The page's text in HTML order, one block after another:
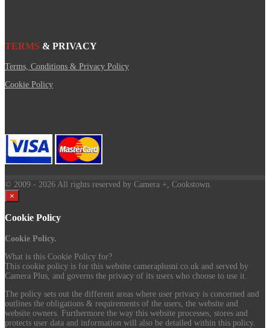
TERMS & PRIVACY
Terms, Conditions & Privacy Policy
Cookie Policy
© 2009 - 2026 All rights reserved by Camera +, Cookstown.
×
Cookie Policy
Cookie Policy.
What is this Cookie Policy for?
This cookie policy is for this website cameraplusni.co.uk and served by
Camera Plus, and governs the privacy of its users who choose to use it.
The policy sets out the different areas where user privacy is concerned and
outlines the obligations & requirements of the users, the website and
website owners. Furthermore the way this website processes, stores and
protects user data and information will also be detailed within this policy.